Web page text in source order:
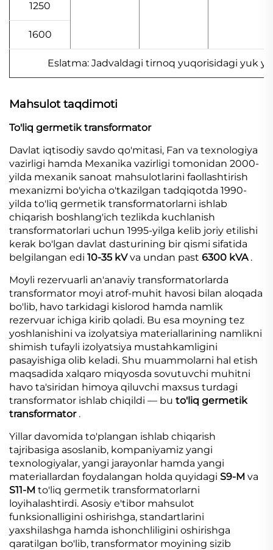
1250
1600
Eslatma: Jadvaldagi tirnoq yuqorisidagi yuk
Mahsulot taqdimoti
To'liq germetik transformator
Davlat iqtisodiy savdo qo'mitasi, Fan va texnologiya
vazirligi hamda Mexanika vazirligi tomonidan 2000-
yilda mexanik sanoat mahsulotlarini faollashtirish
mexanizmi bo'yicha o'tkazilgan tadqiqotda 1990-
yilda to'liq germetik transformatorlarni ishlab
chiqarish boshlang'ich tezlikda kuchlanish
transformatorlari uchun 1995-yilga kelib joriy etilishi
kerak bo'lgan davlat dasturining bir qismi sifatida
belgilangan edi 10-35 kVva undan past 6300 kVA .
Moyli rezervuarli an'anaviy transformatorlarda
transformator moyi atrof-muhit havosi bilan aloqada
bo'lib, havo tarkidagi kislorod hamda namlik
rezervuar ichiga kirib qoladi. Bu esa moyning tez
yoshlanishini va izolyatsiya materiallarining namlikni
shimish tufayli izolyatsiya mustahkamligini
pasayishiga olib keladi. Shu muammolarni hal etish
maqsadida xalqaro miqyosda sovutuvchi muhitni
havo ta'siridan himoya qiluvchi maxsus turdagi
transformator ishlab chiqildi — bu to'liq germetik
transformator .
Yillar davomida to'plangan ishlab chiqarish
tajribasiga asoslanib, kompaniyamiz yangi
texnologiyalar, yangi jarayonlar hamda yangi
materiallardan foydalangan holda quyidagi S9-M va
S11-M to'liq germetik transformatorlarni
loyihalashtirdi. Asosiy e'tibor mahsulot
funksionalligini oshirishga, standartlarini
yaxshilashga hamda ishonchliligini oshirishga
qaratilgan bo'lib, transformator moyining sizib